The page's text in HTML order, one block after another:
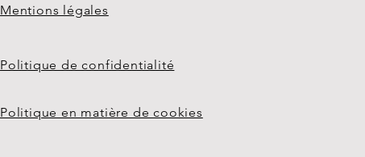
Mentions légales
Politique de confidentialité
Politique en matière de cookies